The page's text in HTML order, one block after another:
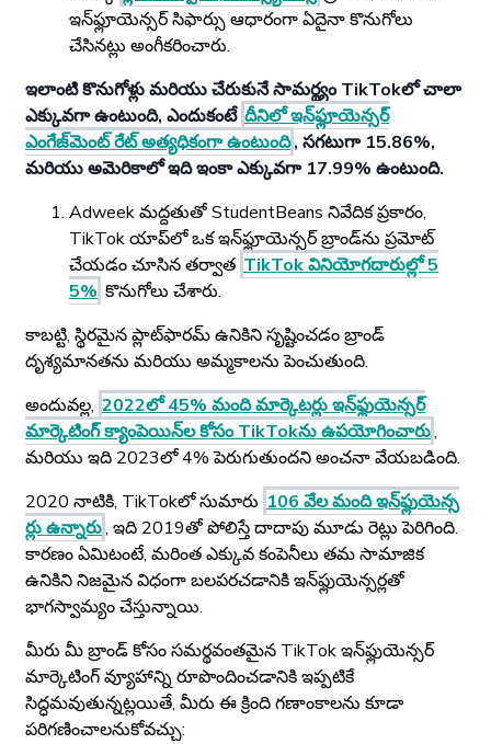
ఇన్‌ఫ్లూయెన్సర్ సిఫార్సు ఆధారంగా ఏదైనా కొనుగోలు
చేసినట్లు అంగీకరించారు.
ఇలాంటి కొనుగోళ్లు మరియు చేరుకునే సామర్థ్యం TikTokలో చాలా
ఎక్కువగా ఉంటుంది, ఎందుకంటే దీనిలో ఇన్‌ఫ్లూయెన్సర్
ఎంగేజ్‌మెంట్ రేట్ అత్యధికంగా ఉంటుంది, సగటుగా 15.86%,
మరియు అమెరికాలో ఇది ఇంకా ఎక్కువగా 17.99% ఉంటుంది.
Adweek మద్దతుతో StudentBeans నివేదిక ప్రకారం,
TikTok యాప్‌లో ఒక ఇన్‌ఫ్లూయెన్సర్ బ్రాండ్‌ను ప్రమోట్
చేయడం చూసిన తర్వాత TikTok వినియోగదారుల్లో 5
5% కొనుగోలు చేశారు.
కాబట్టి, స్థిరమైన ప్లాట్‌ఫారమ్ ఉనికిని సృష్టించడం బ్రాండ్
దృశ్యమానతను మరియు అమ్మకాలను పెంచుతుంది.
అందువల్ల, 2022లో 45% మంది మార్కెటర్లు ఇన్‌ఫ్లుయెన్సర్
మార్కెటింగ్ క్యాంపెయిన్‌ల కోసం TikTok‌ను ఉపయోగించారు,
మరియు ఇది 2023లో 4% పెరుగుతుందని అంచనా వేయబడింది.
2020 నాటికి, TikTokలో సుమారు 106 వేల మంది ఇన్‌ఫ్లుయెన్స
ర్లు ఉన్నారు, ఇది 2019తో పోలిస్తే దాదాపు మూడు రెట్లు పెరిగింది.
కారణం ఏమిటంటే, మరింత ఎక్కువ కంపెనీలు తమ సామాజిక
ఉనికిని నిజమైన విధంగా బలపరచడానికి ఇన్‌ఫ్లుయెన్సర్లతో
భాగస్వామ్యం చేస్తున్నాయి.
మీరు మీ బ్రాండ్ కోసం సమర్థవంతమైన TikTok ఇన్‌ఫ్లుయెన్సర్
మార్కెటింగ్ వ్యూహాన్ని రూపొందించడానికి ఇప్పటికే
సిద్ధమవుతున్నట్లయితే, మీరు ఈ క్రింది గణాంకాలను కూడా
పరిగణించాలనుకోవచ్చు: